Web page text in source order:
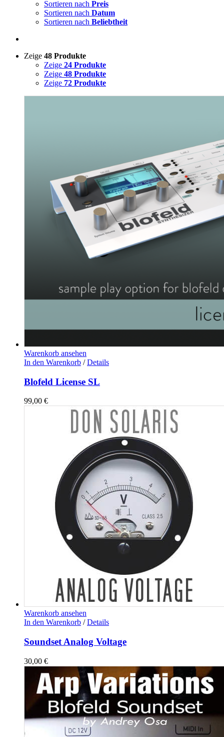
Sortieren nach Preis
Sortieren nach Datum
Sortieren nach Beliebtheit
Zeige 48 Produkte
Zeige 24 Produkte
Zeige 48 Produkte
Zeige 72 Produkte
Warenkorb ansehen
In den Warenkorb / Details
Blofeld License SL
99,00 €
Warenkorb ansehen
In den Warenkorb / Details
Soundset Analog Voltage
30,00 €